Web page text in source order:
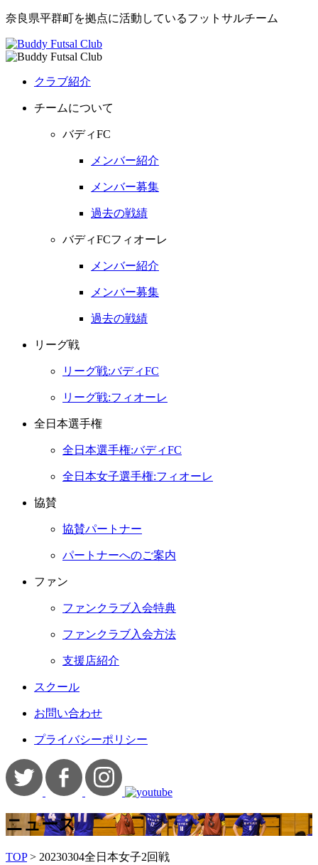
奈良県平群町を拠点に活動しているフットサルチーム
クラブ紹介
チームについて
バディFC
メンバー紹介
メンバー募集
過去の戦績
バディFCフィオーレ
メンバー紹介
メンバー募集
過去の戦績
リーグ戦
リーグ戦:バディFC
リーグ戦:フィオーレ
全日本選手権
全日本選手権:バディFC
全日本女子選手権:フィオーレ
協賛
協賛パートナー
パートナーへのご案内
ファン
ファンクラブ入会特典
ファンクラブ入会方法
支援店紹介
スクール
お問い合わせ
プライバシーポリシー
ニュース
TOP> 20230304全日本女子2回戦